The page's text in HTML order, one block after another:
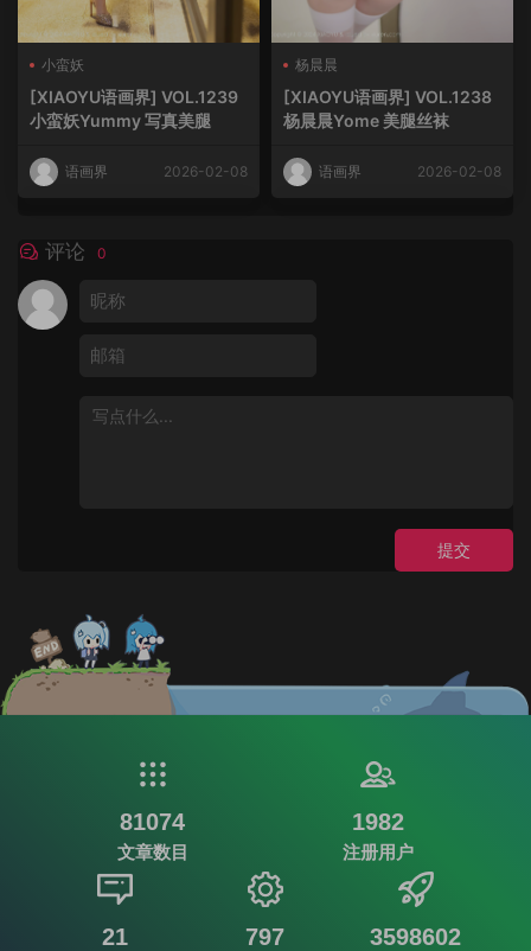
小蛮妖
[XIAOYU语画界] VOL.1239
小蛮妖Yummy 写真美腿
语画界 2026-02-08
杨晨晨
[XIAOYU语画界] VOL.1238
杨晨晨Yome 美腿丝袜
语画界 2026-02-08
评论 0
提交
81074
文章数目
1982
注册用户
21 797 3598602